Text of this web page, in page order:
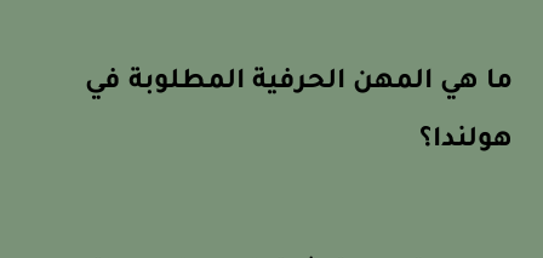
ما هي المهن الحرفية المطلوبة في
هولندا؟